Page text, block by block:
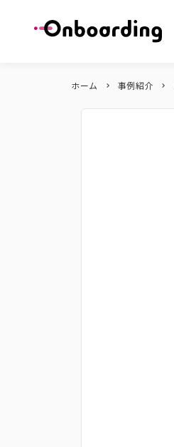
ホーム keyboard_arrow_right 事例紹介 keyboard_arrow_right